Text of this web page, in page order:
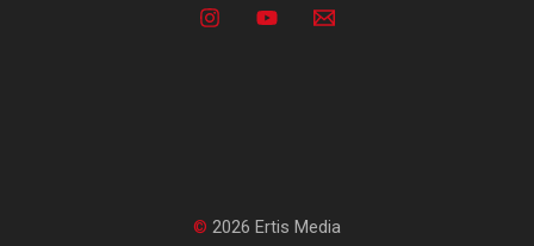
© 2026 Ertis Media